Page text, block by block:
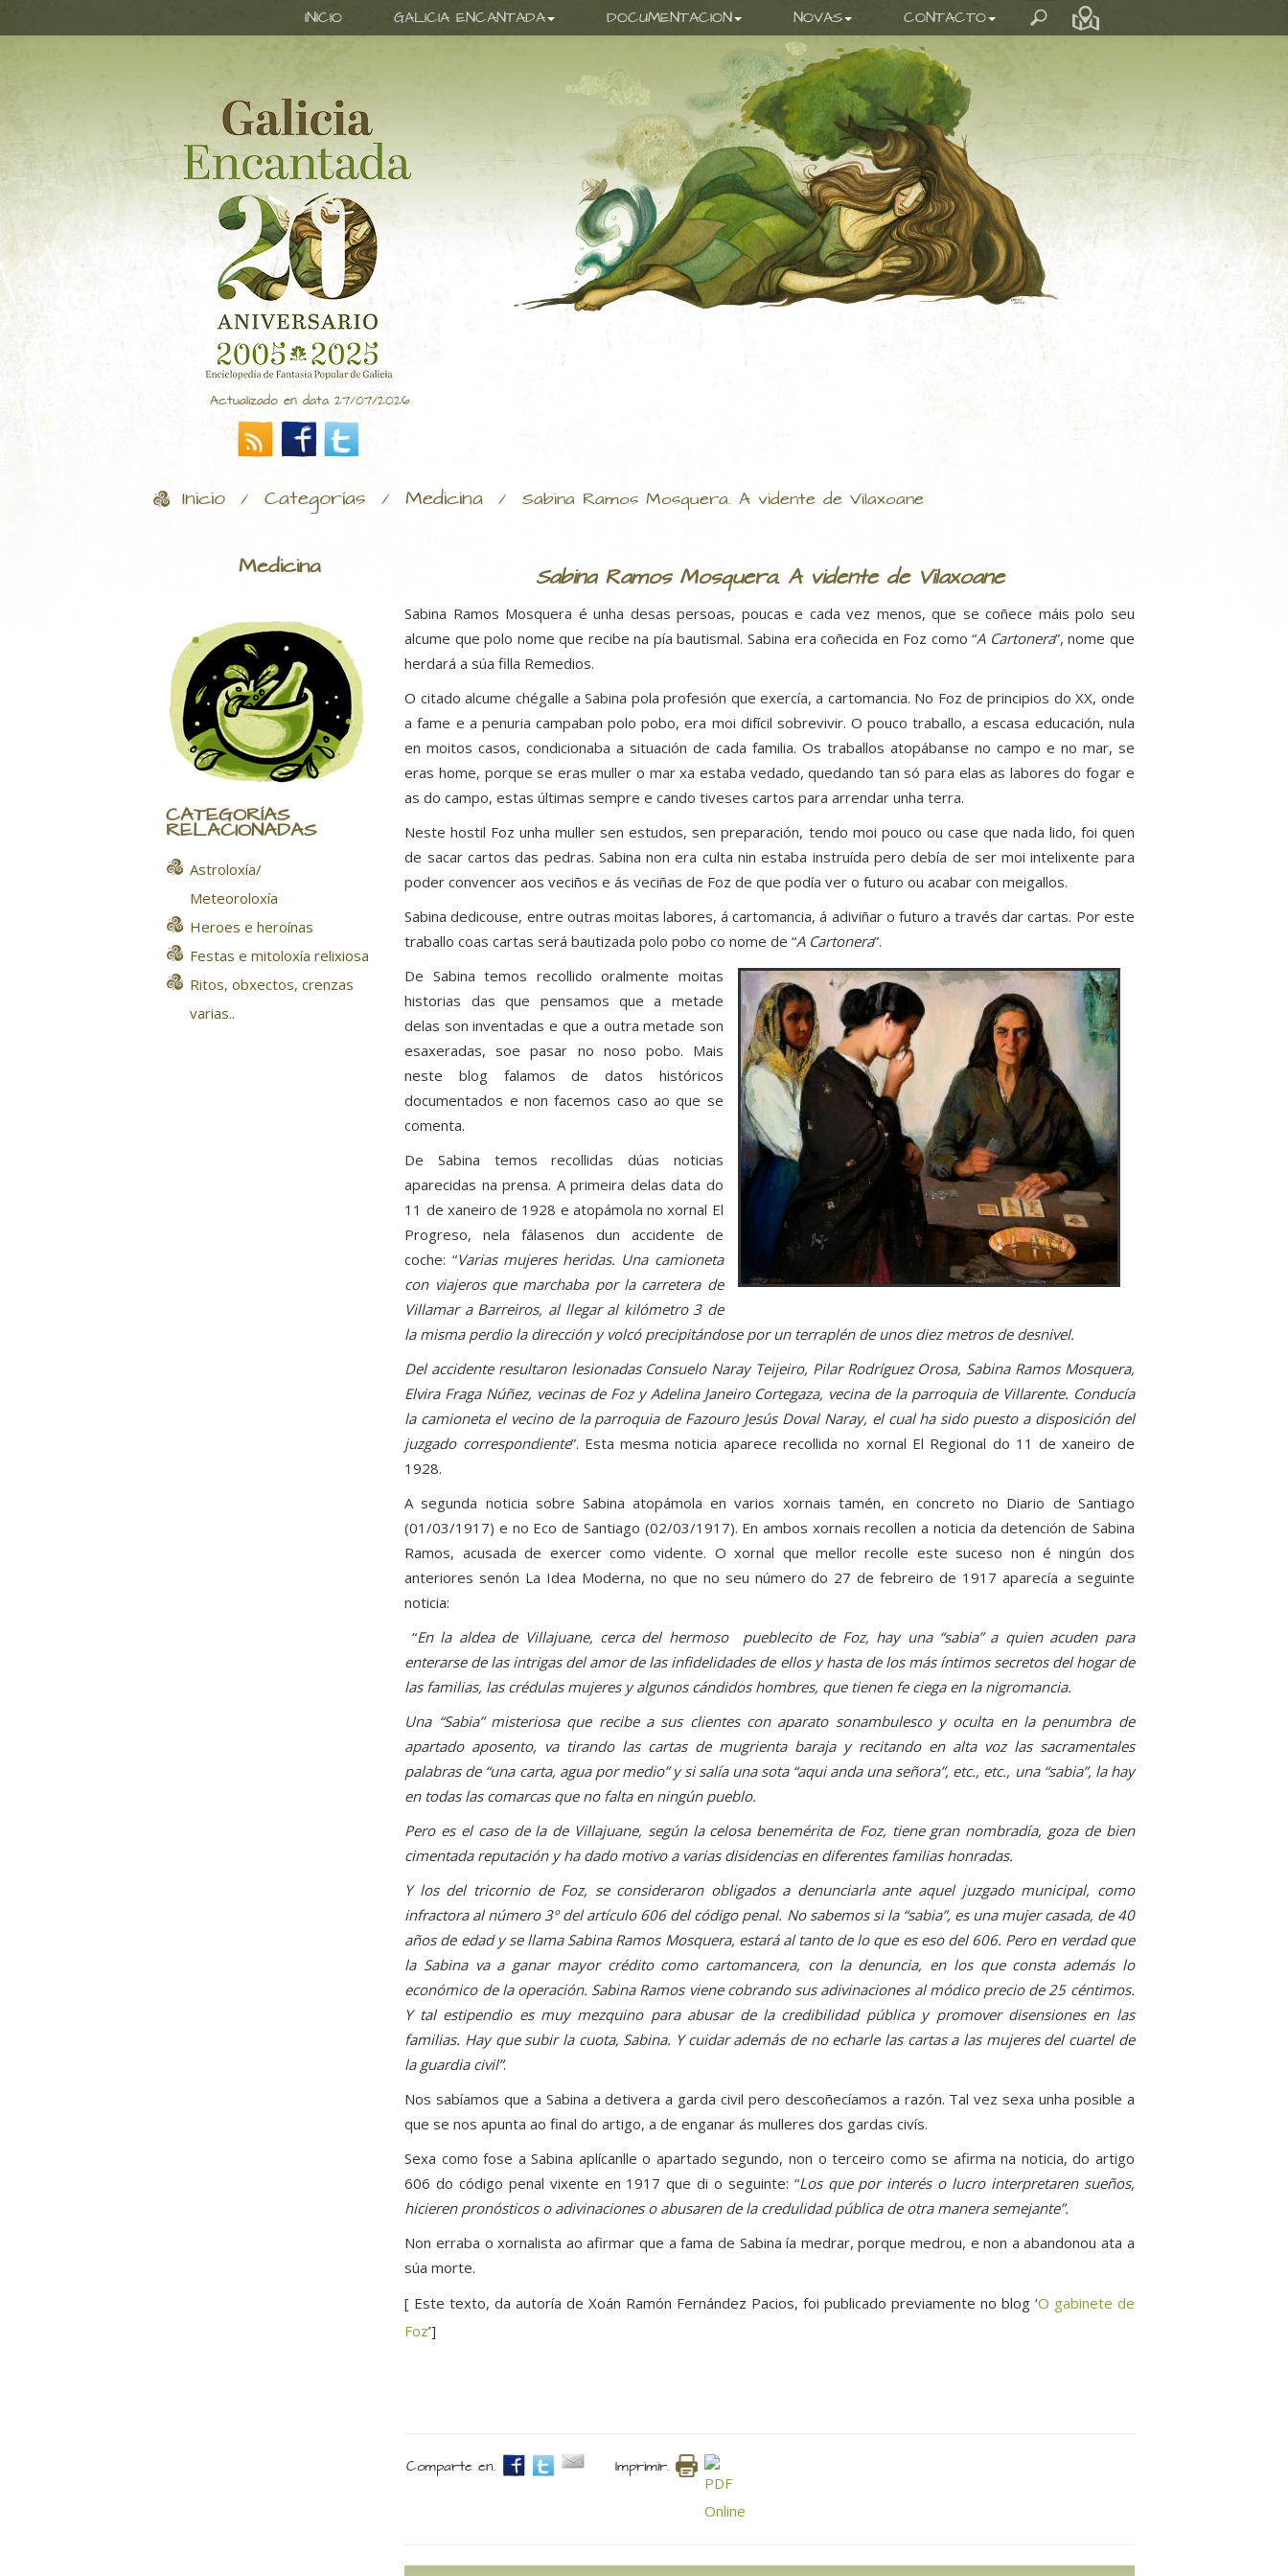
INICIO GALICIA ENCANTADA DOCUMENTACION NOVAS CONTACTO
Actualizado en data 27/07/2026
Inicio / Categorías / Medicina / Sabina Ramos Mosquera. A vidente de Vilaxoane
Medicina
CATEGORÍAS
RELACIONADAS
Astroloxía/
Meteoroloxía
Heroes e heroínas
Festas e mitoloxía relixiosa
Ritos, obxectos, crenzas
varias..
Sabina Ramos Mosquera. A vidente de Vilaxoane
Sabina Ramos Mosquera é unha desas persoas, poucas e cada vez menos, que se coñece máis polo seu
alcume que polo nome que recibe na pía bautismal. Sabina era coñecida en Foz como “A Cartonera”, nome que
herdará a súa filla Remedios.
O citado alcume chégalle a Sabina pola profesión que exercía, a cartomancia. No Foz de principios do XX, onde
a fame e a penuria campaban polo pobo, era moi difícil sobrevivir. O pouco traballo, a escasa educación, nula
en moitos casos, condicionaba a situación de cada familia. Os traballos atopábanse no campo e no mar, se
eras home, porque se eras muller o mar xa estaba vedado, quedando tan só para elas as labores do fogar e
as do campo, estas últimas sempre e cando tiveses cartos para arrendar unha terra.
Neste hostil Foz unha muller sen estudos, sen preparación, tendo moi pouco ou case que nada lido, foi quen
de sacar cartos das pedras. Sabina non era culta nin estaba instruída pero debía de ser moi intelixente para
poder convencer aos veciños e ás veciñas de Foz de que podía ver o futuro ou acabar con meigallos.
Sabina dedicouse, entre outras moitas labores, á cartomancia, á adiviñar o futuro a través dar cartas. Por este
traballo coas cartas será bautizada polo pobo co nome de “A Cartonera”.
De Sabina temos recollido oralmente moitas
historias das que pensamos que a metade
delas son inventadas e que a outra metade son
esaxeradas, soe pasar no noso pobo. Mais
neste blog falamos de datos históricos
documentados e non facemos caso ao que se
comenta.
De Sabina temos recollidas dúas noticias
aparecidas na prensa. A primeira delas data do
11 de xaneiro de 1928 e atopámola no xornal El
Progreso, nela fálasenos dun accidente de
coche: “Varias mujeres heridas. Una camioneta
con viajeros que marchaba por la carretera de
Villamar a Barreiros, al llegar al kilómetro 3 de
la misma perdio la dirección y volcó precipitándose por un terraplén de unos diez metros de desnivel.
Del accidente resultaron lesionadas Consuelo Naray Teijeiro, Pilar Rodríguez Orosa, Sabina Ramos Mosquera,
Elvira Fraga Núñez, vecinas de Foz y Adelina Janeiro Cortegaza, vecina de la parroquia de Villarente. Conducía
la camioneta el vecino de la parroquia de Fazouro Jesús Doval Naray, el cual ha sido puesto a disposición del
juzgado correspondiente”. Esta mesma noticia aparece recollida no xornal El Regional do 11 de xaneiro de
1928.
A segunda noticia sobre Sabina atopámola en varios xornais tamén, en concreto no Diario de Santiago
(01/03/1917) e no Eco de Santiago (02/03/1917). En ambos xornais recollen a noticia da detención de Sabina
Ramos, acusada de exercer como vidente. O xornal que mellor recolle este suceso non é ningún dos
anteriores senón La Idea Moderna, no que no seu número do 27 de febreiro de 1917 aparecía a seguinte
noticia:
“En la aldea de Villajuane, cerca del hermoso pueblecito de Foz, hay una “sabia” a quien acuden para
enterarse de las intrigas del amor de las infidelidades de ellos y hasta de los más íntimos secretos del hogar de
las familias, las crédulas mujeres y algunos cándidos hombres, que tienen fe ciega en la nigromancia.
Una “Sabia” misteriosa que recibe a sus clientes con aparato sonambulesco y oculta en la penumbra de
apartado aposento, va tirando las cartas de mugrienta baraja y recitando en alta voz las sacramentales
palabras de “una carta, agua por medio” y si salía una sota “aqui anda una señora”, etc., etc., una “sabia”, la hay
en todas las comarcas que no falta en ningún pueblo.
Pero es el caso de la de Villajuane, según la celosa benemérita de Foz, tiene gran nombradía, goza de bien
cimentada reputación y ha dado motivo a varias disidencias en diferentes familias honradas.
Y los del tricornio de Foz, se consideraron obligados a denunciarla ante aquel juzgado municipal, como
infractora al número 3º del artículo 606 del código penal. No sabemos si la “sabia”, es una mujer casada, de 40
años de edad y se llama Sabina Ramos Mosquera, estará al tanto de lo que es eso del 606. Pero en verdad que
la Sabina va a ganar mayor crédito como cartomancera, con la denuncia, en los que consta además lo
económico de la operación. Sabina Ramos viene cobrando sus adivinaciones al módico precio de 25 céntimos.
Y tal estipendio es muy mezquino para abusar de la credibilidad pública y promover disensiones en las
familias. Hay que subir la cuota, Sabina. Y cuidar además de no echarle las cartas a las mujeres del cuartel de
la guardia civil”.
Nos sabíamos que a Sabina a detivera a garda civil pero descoñecíamos a razón. Tal vez sexa unha posible a
que se nos apunta ao final do artigo, a de enganar ás mulleres dos gardas civís.
Sexa como fose a Sabina aplícanlle o apartado segundo, non o terceiro como se afirma na noticia, do artigo
606 do código penal vixente en 1917 que di o seguinte: “Los que por interés o lucro interpretaren sueños,
hicieren pronósticos o adivinaciones o abusaren de la credulidad pública de otra manera semejante”.
Non erraba o xornalista ao afirmar que a fama de Sabina ía medrar, porque medrou, e non a abandonou ata a
súa morte.
[ Este texto, da autoría de Xoán Ramón Fernández Pacios, foi publicado previamente no blog ‘O gabinete de
Foz’]
Comparte en. Imprimir.